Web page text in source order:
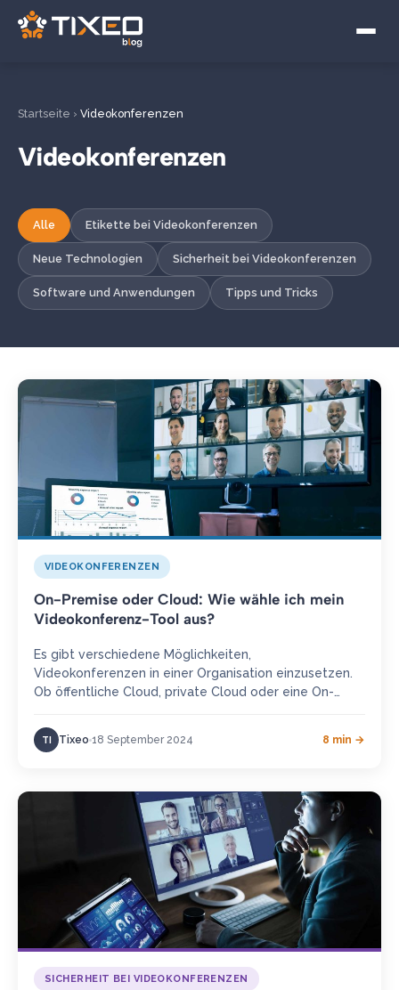
Videokonferenzen
Startseite › Videokonferenzen
Videokonferenzen
Alle Etikette bei Videokonferenzen
Neue Technologien Sicherheit bei Videokonferenzen
Software und Anwendungen Tipps und Tricks
VIDEOKONFERENZEN
On-Premise oder Cloud: Wie wähle ich mein
Videokonferenz-Tool aus?
Es gibt verschiedene Möglichkeiten,
Videokonferenzen in einer Organisation einzusetzen.
Ob öffentliche Cloud, private Cloud oder eine On-
entspricht einem bestimmten Bedarf und hat…
TI Tixeo 18 September 2024 8 min →
SICHERHEIT BEI VIDEOKONFERENZEN